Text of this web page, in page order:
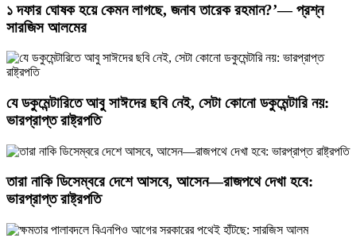
১ দফার ঘোষক হয়ে কেমন লাগছে, জনাব তারেক রহমান?’— প্রশ্ন
সারজিস আলমের
যে ডকুমেন্টারিতে আবু সাঈদের ছবি নেই, সেটা কোনো ডকুমেন্টারি নয়:
ভারপ্রাপ্ত রাষ্ট্রপতি
তারা নাকি ডিসেম্বরে দেশে আসবে, আসেন—রাজপথে দেখা হবে:
ভারপ্রাপ্ত রাষ্ট্রপতি